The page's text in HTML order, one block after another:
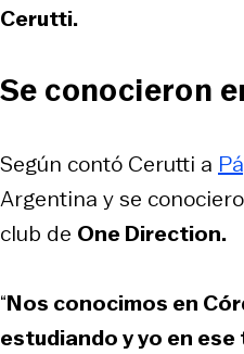
Cerutti.
Se conocieron
Según contó Cerutti a
Argentina y se
club de One Direction.
“Nos conocimos en
estudiando y yo en